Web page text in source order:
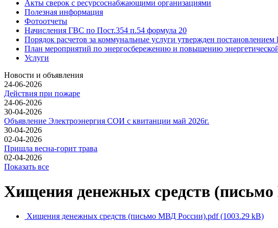
Акты сверок с ресурсоснабжающими организациями
Полезная информация
Фотоотчеты
Начисления ГВС по Пост.354 п.54 формула 20
Порядок расчетов за коммунальные услуги утвержден
План мероприятий по энергосбережению и повышению
Услуги
Новости и объявления
24-06-2026
Действия при пожаре
24-06-2026
30-04-2026
Объявление Электроэнергия СОИ с квитанции май 2026г.
30-04-2026
02-04-2026
Пришла весна-горит трава
02-04-2026
Показать все
Хищения денежных средств
Хищения денежных средств (письмо МВД России).pdf(1003.29 kB)